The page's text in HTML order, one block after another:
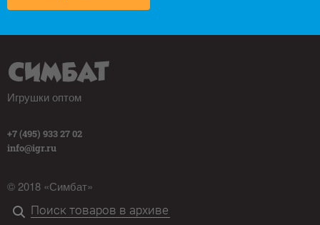
Игрушки оптом
+7 (495) 933 27 02
info@igr.ru
© 2018 «Симбат»